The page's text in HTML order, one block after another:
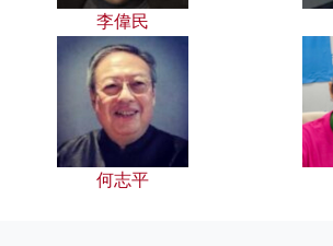
李偉民
何志平